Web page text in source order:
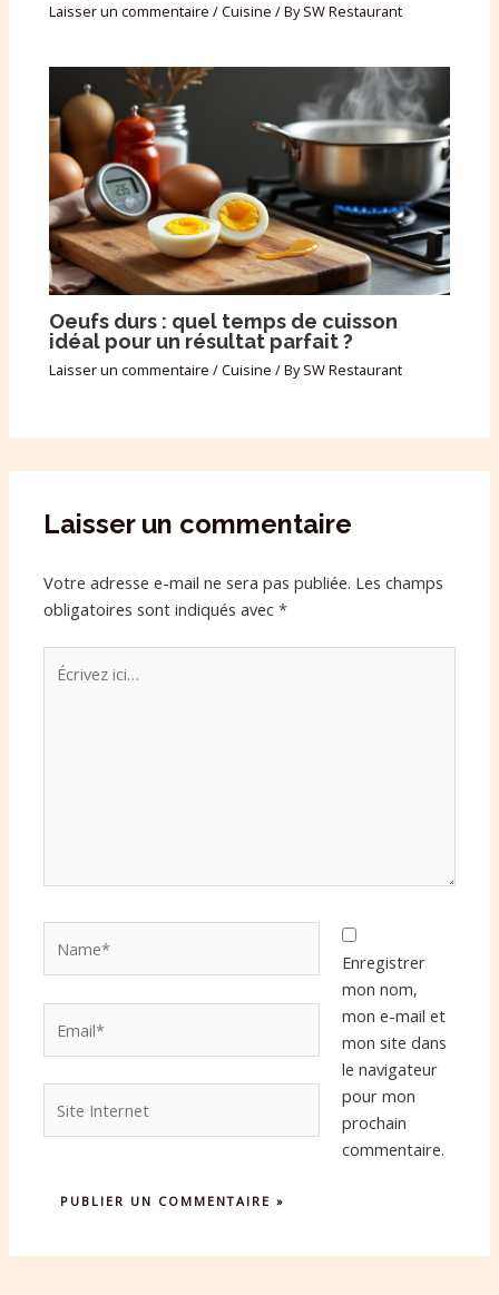
Laisser un commentaire /Cuisine / BySW Restaurant
Oeufs durs : quel temps de cuisson
idéal pour un résultat parfait ?
Laisser un commentaire /Cuisine / BySW Restaurant
Laisser un commentaire
Votre adresse e-mail ne sera pas publiée. Les champs
obligatoires sont indiqués avec*
ici…
Internet
Enregistrer
mon nom,
mon e-mail et
mon site dans
le navigateur
pour mon
prochain
commentaire.